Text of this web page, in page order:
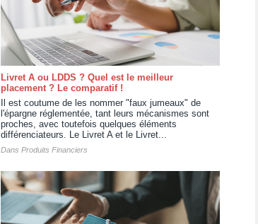
Livret A ou LDDS ? Quel est le meilleur
placement ? Le comparatif !
Il est coutume de les nommer "faux jumeaux" de
l'épargne réglementée, tant leurs mécanismes sont
proches, avec toutefois quelques éléments
différenciateurs. Le Livret A et le Livret...
Dans Produits Financiers